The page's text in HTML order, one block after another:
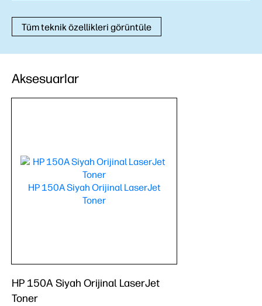
Tüm teknik özellikleri görüntüle
Aksesuarlar
HP 150A Siyah Orijinal LaserJet
Toner